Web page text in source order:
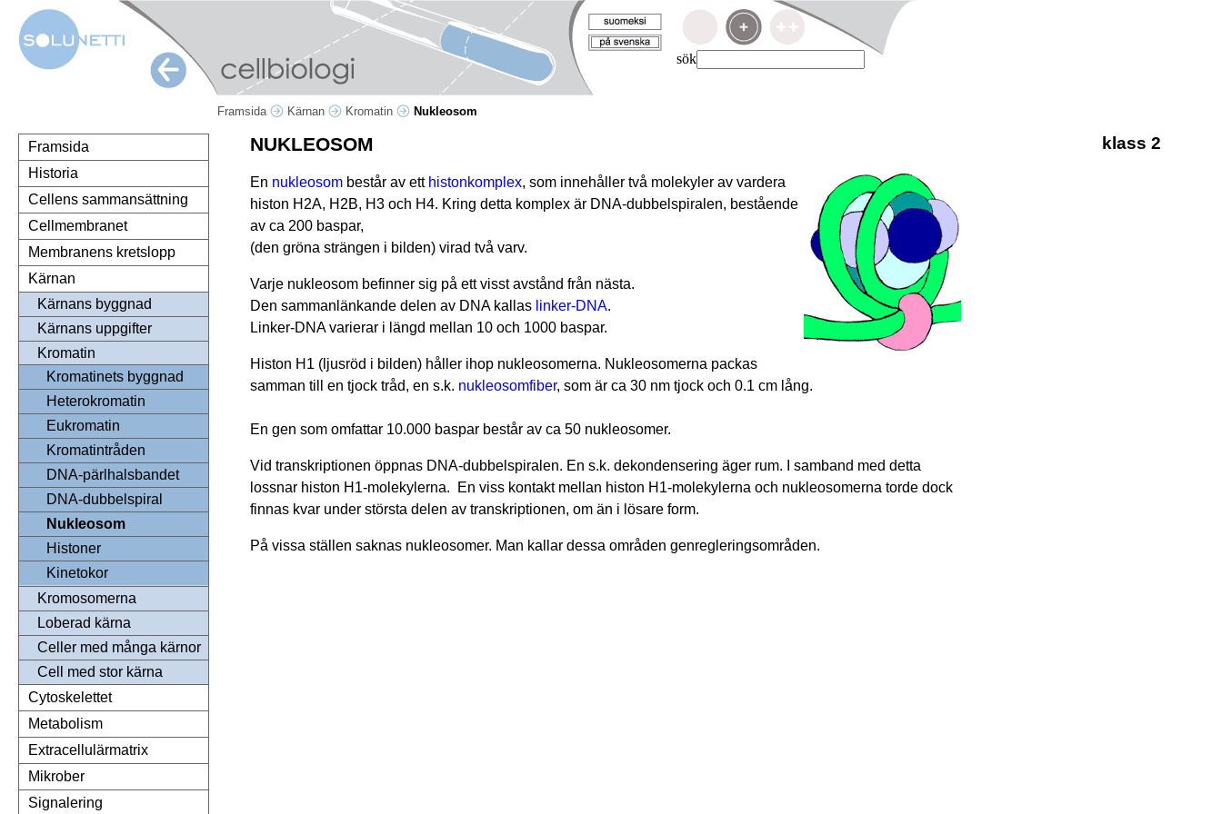
sök
Framsida Kärnan Kromatin Nukleosom
Framsida
Historia
Cellens sammansättning
Cellmembranet
Membranens kretslopp
Kärnan
Kärnans byggnad
Kärnans uppgifter
Kromatin
Kromatinets byggnad
Heterokromatin
Eukromatin
Kromatintråden
DNA-pärlhalsbandet
DNA-dubbelspiral
Nukleosom
Histoner
Kinetokor
Kromosomerna
Loberad kärna
Celler med många kärnor
Cell med stor kärna
Cytoskelettet
Metabolism
Extracellulärmatrix
Mikrober
Signalering
klass 2
NUKLEOSOM
En nukleosom består av ett histonkomplex, som innehåller två molekyler av vardera
histon H2A, H2B, H3 och H4. Kring detta komplex är DNA-dubbelspiralen, bestående
av ca 200 baspar,
(den gröna strängen i bilden) virad två varv.
Varje nukleosom befinner sig på ett visst avstånd från nästa.
Den sammanlänkande delen av DNA kallas linker-DNA.
Linker-DNA varierar i längd mellan 10 och 1000 baspar.
Histon H1 (ljusröd i bilden) håller ihop nukleosomerna. Nukleosomerna packas
samman till en tjock tråd, en s.k. nukleosomfiber, som är ca 30 nm tjock och 0.1 cm lång.
En gen som omfattar 10.000 baspar består av ca 50 nukleosomer.
Vid transkriptionen öppnas DNA-dubbelspiralen. En s.k. dekondensering äger rum. I samband med detta
lossnar histon H1-molekylerna. En viss kontakt mellan histon H1-molekylerna och nukleosomerna torde dock
finnas kvar under största delen av transkriptionen, om än i lösare form.
På vissa ställen saknas nukleosomer. Man kallar dessa områden genregleringsområden.